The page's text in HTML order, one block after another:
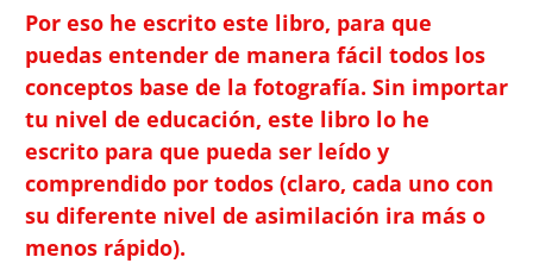
Por eso he escrito este libro, para que
puedas entender de manera fácil todos los
conceptos base de la fotografía. Sin importar
tu nivel de educación, este libro lo he
escrito para que pueda ser leído y
comprendido por todos (claro, cada uno con
su diferente nivel de asimilación ira más o
menos rápido).